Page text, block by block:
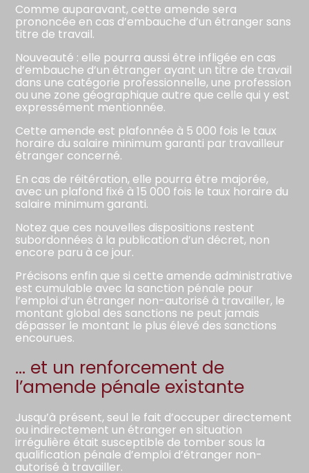
Comme auparavant, cette amende sera
prononcée en cas d’embauche d’un étranger sans
titre de travail.
Nouveauté : elle pourra aussi être infligée en cas
d’embauche d’un étranger ayant un titre de travail
dans une catégorie professionnelle, une profession
ou une zone géographique autre que celle qui y est
expressément mentionnée.
Cette amende est plafonnée à 5 000 fois le taux
horaire du salaire minimum garanti par travailleur
étranger concerné.
En cas de réitération, elle pourra être majorée,
avec un plafond fixé à 15 000 fois le taux horaire du
salaire minimum garanti.
Notez que ces nouvelles dispositions restent
subordonnées à la publication d’un décret, non
encore paru à ce jour.
Précisons enfin que si cette amende administrative
est cumulable avec la sanction pénale pour
l’emploi d’un étranger non-autorisé à travailler, le
montant global des sanctions ne peut jamais
dépasser le montant le plus élevé des sanctions
encourues.
… et un renforcement de
l’amende pénale existante
Jusqu’à présent, seul le fait d’occuper directement
ou indirectement un étranger en situation
irrégulière était susceptible de tomber sous la
qualification pénale d’emploi d’étranger non-
autorisé à travailler.